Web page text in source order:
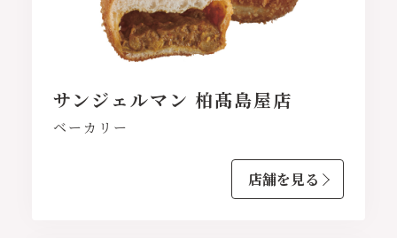
サンジェルマン 柏髙島屋店
ベーカリー
店舗を見る